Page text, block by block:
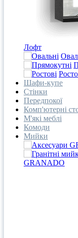
Лофт
Шафи-купе
Стінки
Передпокої
Комп'ютерні
М'які меблі
Комоди
Мийки
GRANADO